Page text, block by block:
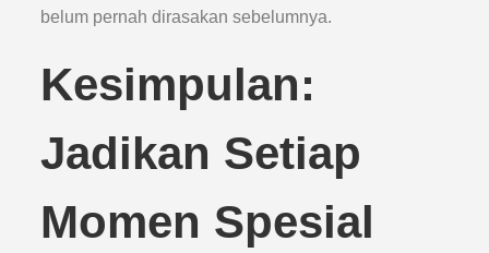
belum pernah dirasakan sebelumnya.
Kesimpulan:
Jadikan Setiap
Momen Spesial